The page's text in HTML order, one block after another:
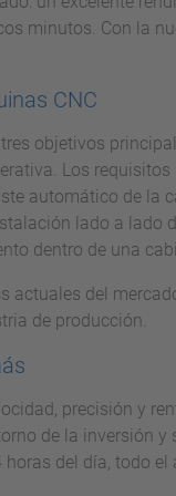
minutos. Con la
CNC
objetivos
Los
automático de la
lado a lado
dentro de una
actuales del
de producción.
precisión y
de la inversión
del día, todo el